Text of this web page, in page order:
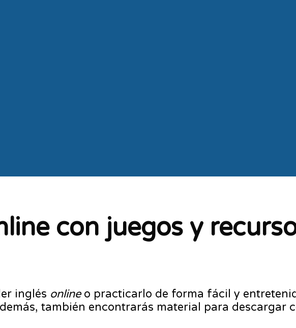
con juegos y
inglés onlineo practicarlo de forma fácil y
también encontrarás material para descargar